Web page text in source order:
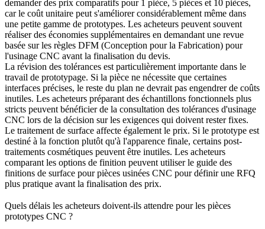
demander des prix comparatifs pour 1 pièce, 5 pièces et 10 pièces,
car le coût unitaire peut s'améliorer considérablement même dans
une petite gamme de prototypes. Les acheteurs peuvent souvent
réaliser des économies supplémentaires en demandant une revue
basée sur les règles DFM (Conception pour la Fabrication) pour
l'usinage CNC avant la finalisation du devis.
La révision des tolérances est particulièrement importante dans le
travail de prototypage. Si la pièce ne nécessite que certaines
interfaces précises, le reste du plan ne devrait pas engendrer de coûts
inutiles. Les acheteurs préparant des échantillons fonctionnels plus
stricts peuvent bénéficier de la consultation des tolérances d'usinage
CNC lors de la décision sur les exigences qui doivent rester fixes.
Le traitement de surface affecte également le prix. Si le prototype est
destiné à la fonction plutôt qu'à l'apparence finale, certains post-
traitements cosmétiques peuvent être inutiles. Les acheteurs
comparant les options de finition peuvent utiliser le guide des
finitions de surface pour pièces usinées CNC pour définir une RFQ
plus pratique avant la finalisation des prix.
Quels délais les acheteurs doivent-ils attendre pour les pièces
prototypes CNC ?